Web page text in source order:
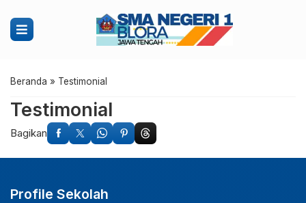
Beranda » Testimonial
Testimonial
Bagikan
Profile Sekolah